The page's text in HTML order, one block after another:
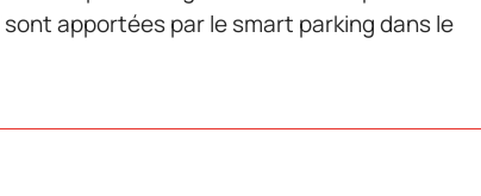
apportées par le smart parking dans le